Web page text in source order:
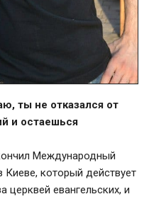
ты не отказался от
и остаешься
Международный
который действует
церквей евангельских, и